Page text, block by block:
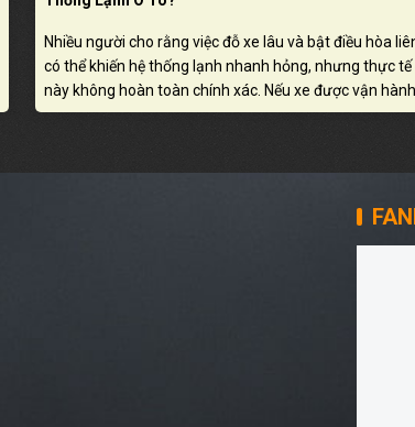
Nhiều người cho rằng việc đỗ xe lâu và bật điều hòa
có thể khiến hệ thống lạnh nhanh hỏng, nhưng thực tế
này không hoàn toàn chính xác. Nếu xe được vận hành
đúng cách và bảo dưỡng định kỳ, điều hòa vẫn có thể